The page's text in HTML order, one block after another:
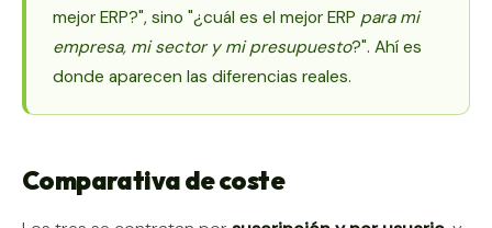
mejor ERP?", sino "¿cuál es el mejor ERP para mi
empresa, mi sector y mi presupuesto?". Ahí es
donde aparecen las diferencias reales.
Comparativa de coste